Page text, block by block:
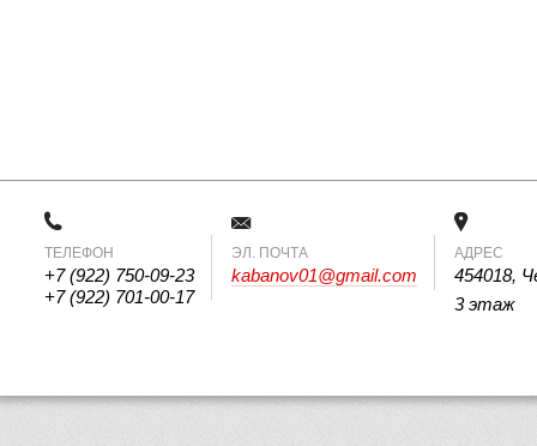
ТЕЛЕФОН
+7 (922) 750-09-23
+7 (922) 701-00-17
ЭЛ. ПОЧТА
kabanov01@gmail.com
АДРЕС
454018,
3 этаж